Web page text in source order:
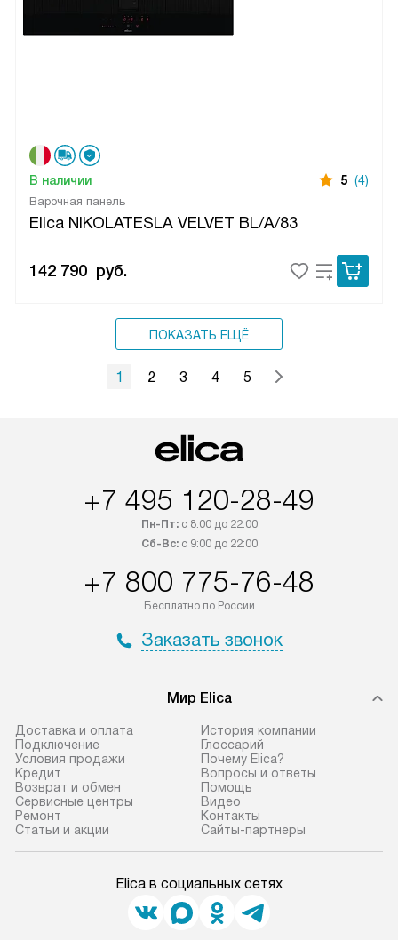
Варочная панель
Elica NIKOLATESLA VELVET BL/A/83
В наличии 5 (4)
142 790 руб.
ПОКАЗАТЬ ЕЩЁ
1 2 3 4 5
+7 495 120-28-49
Пн-Пт:с 8:00 до 22:00
Сб-Вс:с 9:00 до 22:00
+7 800 775-76-48
Бесплатно по России
Заказать звонок
Мир Elica
Доставка и оплата
Подключение
Условия продажи
Кредит
Возврат и обмен
Сервисные центры
Ремонт
Статьи и акции
История компании
Глоссарий
Почему Elica?
Вопросы и ответы
Помощь
Видео
Контакты
Сайты-партнеры
Elica в социальных сетях